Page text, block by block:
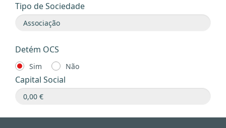
Tipo de Sociedade
Detém OCS
Sim Não
Capital Social